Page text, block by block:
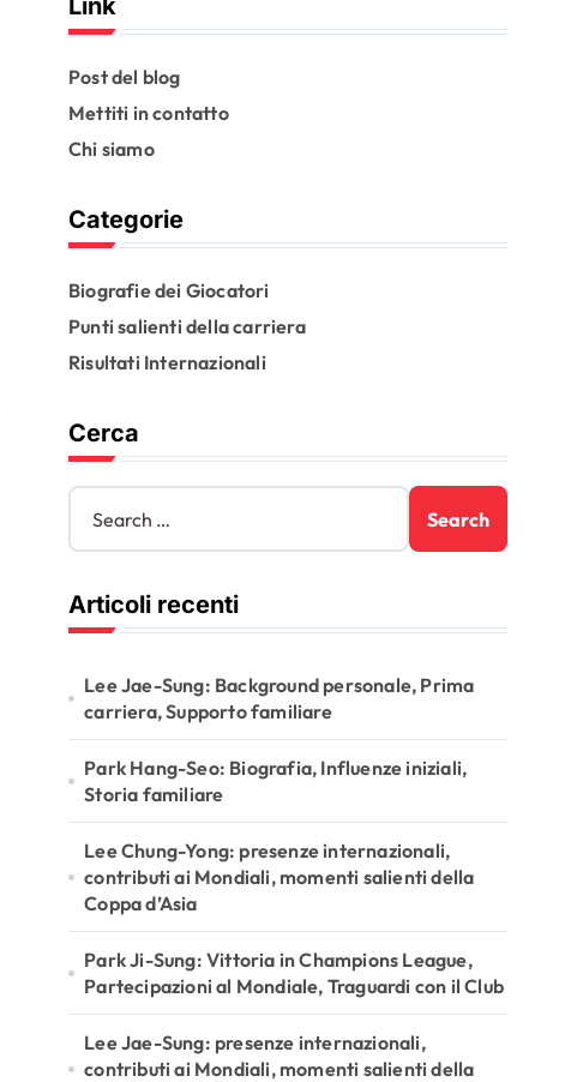
Link
Post del blog
Mettiti in contatto
Chi siamo
Categorie
Biografie dei Giocatori
Punti salienti della carriera
Risultati Internazionali
Cerca
S
a
c
h
r
:
Articoli recenti
Lee Jae-Sung: Background personale, Prima
carriera, Supporto familiare
Park Hang-Seo: Biografia, Influenze iniziali,
Storia familiare
Lee Chung-Yong: presenze internazionali,
contributi ai Mondiali, momenti salienti della
Coppa d’Asia
Park Ji-Sung: Vittoria in Champions League,
Partecipazioni al Mondiale, Traguardi con il Club
Lee Jae-Sung: presenze internazionali,
contributi ai Mondiali, momenti salienti della